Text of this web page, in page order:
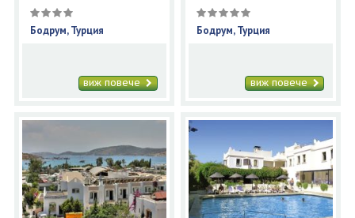
Бодрум, Турция
виж повече
Бодрум, Турция
виж повече